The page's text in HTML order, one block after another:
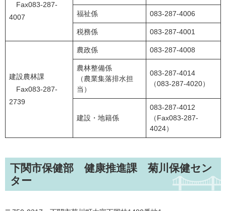
Fax083-287-
4007
福祉係 083-287-4006
税務係 083-287-4001
建設農林課
Fax083-287-
2739
農政係 083-287-4008
農林整備係
（農業集落排水担
当）
083-287-4014
（083-287-4020）
建設・地籍係
083-287-4012
（Fax083-287-
4024）
下関市保健部 健康推進課 菊川保健セン
ター